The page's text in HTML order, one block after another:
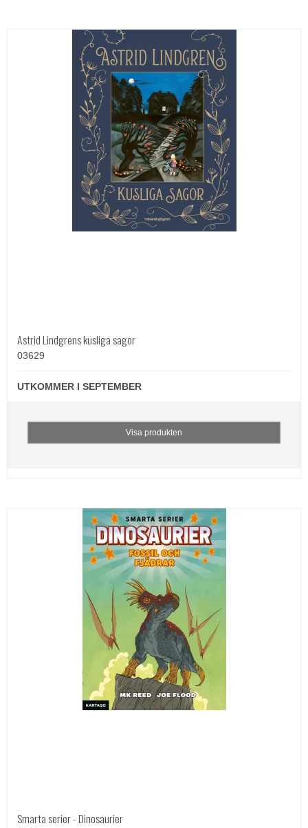
Astrid Lindgrens kusliga sagor
03629
UTKOMMER I SEPTEMBER
Visa produkten
Smarta serier - Dinosaurier